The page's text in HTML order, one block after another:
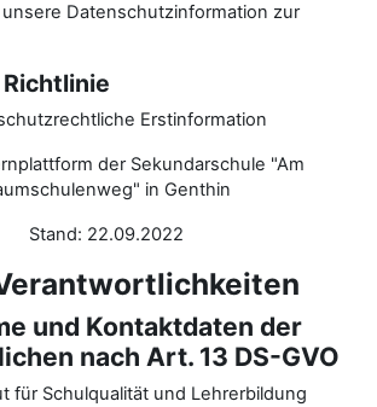
Datenschutzinformation zur
Erstinformation
der Sekundarschule "Am
in Genthin
Stand: 22.09.2022
Kontaktdaten der
nach Art. 13 DS-GVO
für Schulqualität und Lehrerbildung